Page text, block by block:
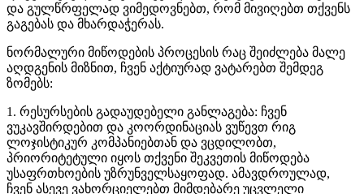
და გულწრფელად ვიმედოვნებთ, რომ მივიღებთ თქვენს
გაგებას და მხარდაჭერას.
ნორმალური მიწოდების პროცესის რაც შეიძლება მალე
აღდგენის მიზნით, ჩვენ აქტიურად ვატარებთ შემდეგ
ზომებს:
1. რესურსების გადაუდებელი განლაგება: ჩვენ
ვუკავშირდებით და კოორდინაციას ვუწევთ რიგ
ლოჯისტიკურ კომპანიებთან და ვცდილობთ,
პრიორიტეტული იყოს თქვენი შეკვეთის მიწოდება
უსაფრთხოების უზრუნველსაყოფად. ამავდროულად,
ჩვენ ასევე ვახორციელებთ მიმდებარე უცვლელი